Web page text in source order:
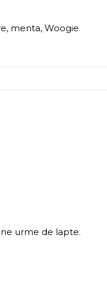
, menta, Woogie
urme de lapte.